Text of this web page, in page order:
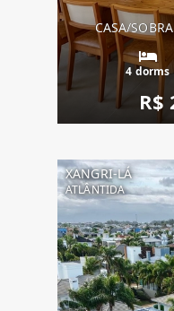
CASA/
4 dorms
R$
XANGRI-LÁ
ATLÂNTIDA